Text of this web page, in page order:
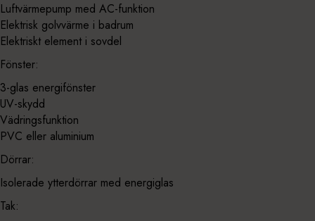
Luftvärmepump med AC-funktion
Elektrisk golvvärme i badrum
Elektriskt element i sovdel
Fönster:
3-glas energifönster
UV-skydd
Vädringsfunktion
PVC eller aluminium
Dörrar:
Isolerade ytterdörrar med energiglas
Tak: